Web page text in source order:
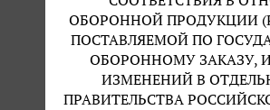
ОБОРОННОЙ ПРОДУКЦИИ
ПОСТАВЛЯЕМОЙ ПО
ОБОРОННОМУ ЗАКАЗУ,
ИЗМЕНЕНИЙ В
ПРАВИТЕЛЬСТВА